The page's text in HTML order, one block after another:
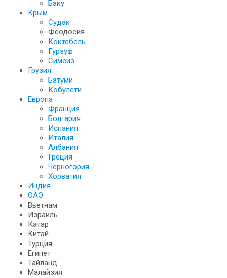
Баку
Крым
Судак
Феодосия
Коктебель
Гурзуф
Симеиз
Грузия
Батуми
Кобулети
Европа
Франция
Болгария
Испания
Италия
Албания
Греция
Черногория
Хорватия
Индия
ОАЭ
Вьетнам
Израиль
Катар
Китай
Турция
Египет
Тайланд
Малайзия